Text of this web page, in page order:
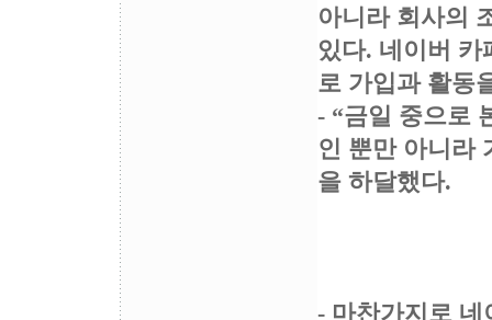
아니라 회사의
있다. 네이버 카
로 가입과 활동
- “금일 중으로
인 뿐만 아니라
을 하달했다.
- 마찬가지로 네